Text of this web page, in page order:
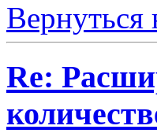
Вернуться
Re: